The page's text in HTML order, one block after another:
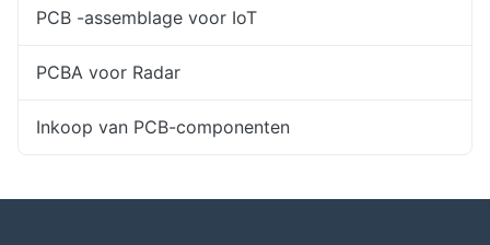
PCB -assemblage voor IoT
PCBA voor Radar
Inkoop van PCB-componenten